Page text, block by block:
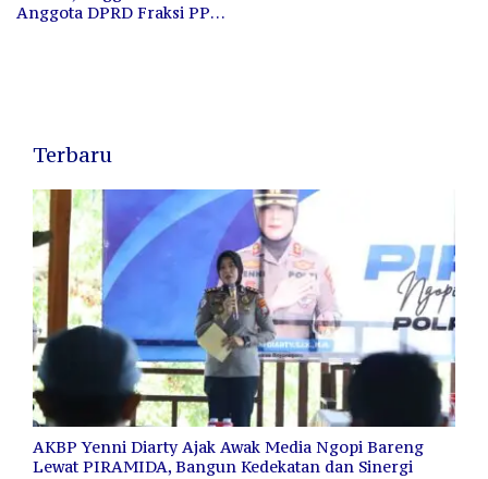
Anggota DPRD Fraksi PPP
Terbaru
AKBP Yenni Diarty Ajak Awak Media Ngopi Bareng
Lewat PIRAMIDA, Bangun Kedekatan dan Sinergi